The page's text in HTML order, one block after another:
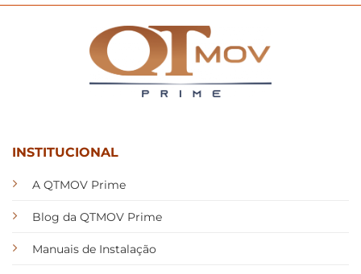
INSTITUCIONAL
A QTMOV Prime
Blog da QTMOV Prime
Manuais de Instalação